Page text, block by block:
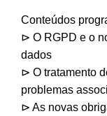
Conteúdos
⊳ O RGPD e o
dados
⊳ O tratamento
problemas
⊳ As novas